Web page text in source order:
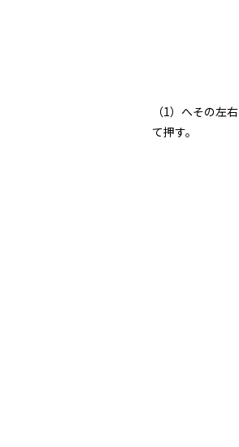
（1）へその左
て押す。